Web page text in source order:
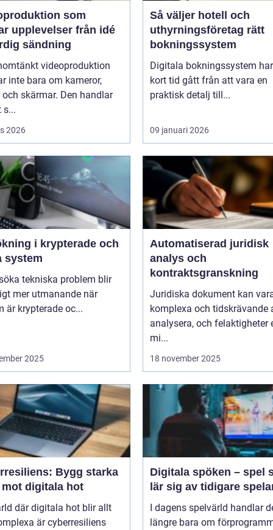
som
från idé
sändning
videoproduktion
inte bara om kameror,
skärmar. Den handlar
s...
2026
Så väljer hotell och
uthyrningsföretag rätt
bokningssystem
Digitala bokningssystem
kort tid gått från att vara en
praktisk detalj till...
09 januari 2026
i krypterade och
system
tekniska problem blir
mer utmanande när
är krypterade oc...
2025
Automatiserad juridisk
analys och
kontraktsgranskning
Juridiska dokument kan
komplexa och tidskrävande
analysera, och felaktigheter
mi...
18 november 2025
Bygg starka
mot digitala hot
där digitala hot blir allt
är cyberresiliens
Digitala spöken – spel
lär sig av tidigare
I dagens spelvärld handlar
längre bara om